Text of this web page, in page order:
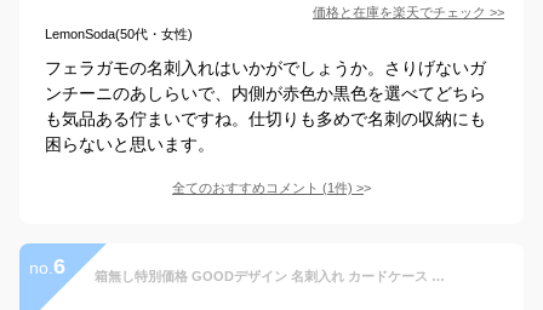
価格と在庫を楽天でチェック >>
LemonSoda(50代・女性)
フェラガモの名刺入れはいかがでしょうか。さりげないガ
ンチーニのあしらいで、内側が赤色か黒色を選べてどちら
も気品ある佇まいですね。仕切りも多めで名刺の収納にも
困らないと思います。
全てのおすすめコメント (1件) >
no. 6 箱無し特別価格 GOODデザイン 名刺入れ カードケース パスケース カーボンレザー型押し メンズ レディース 男女共用 小銭入れ コインケース 定期入れ サイフ 通勤 通学 PUレザー ブラック ネイビー ブラウン 黒 茶 定形外郵便で送料無料